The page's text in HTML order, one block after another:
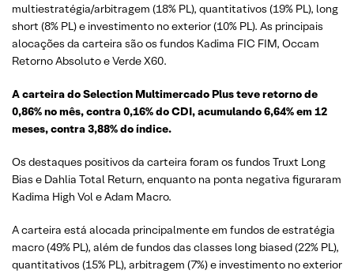
multiestratégia/arbitragem (18% PL), quantitativos (19% PL), long
short (8% PL) e investimento no exterior (10% PL). As principais
alocações da carteira são os fundos Kadima FIC FIM, Occam
Retorno Absoluto e Verde X60.
A carteira do Selection Multimercado Plus teve retorno de
0,86% no mês, contra 0,16% do CDI, acumulando 6,64% em 12
meses, contra 3,88% do índice.
Os destaques positivos da carteira foram os fundos Truxt Long
Bias e Dahlia Total Return, enquanto na ponta negativa figuraram
Kadima High Vol e Adam Macro.
A carteira está alocada principalmente em fundos de estratégia
macro (49% PL), além de fundos das classes long biased (22% PL),
quantitativos (15% PL), arbitragem (7%) e investimento no exterior